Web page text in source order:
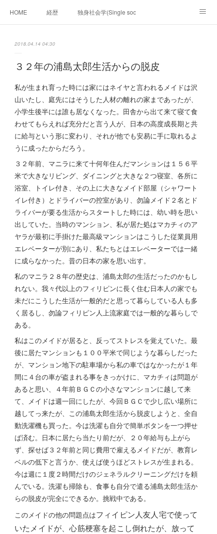
HOME 経歴 独身社会学(Single sociology)と高齢化社会学
移動出来て、工場で作る建物。未来２１００研究所
「心神の夢想２０２０」 フィリピンマンションは買うべきでは無い理由は全
海外生活の掟
フィリピンの問題点 フィリピンの歴史
フィリピン経済談義 ファッションを考える
未来２１００研究所他のアイデアマニラ男の手料理 総集編
https://globalclub.amebaownd.com/
2018.04.14 04:30
３２年の浦島太郎生活からの脱皮
私が生まれ育った時には家にはネイヤと言われるメイドは沢
山いたし、庭先にはそうした人材の離れの家まであったが、
小学生後半には誰も居なくなった。田舎から出て来て寝て食
わせてもらえれば充分だと言う人が、日本の高度成長期と共
に給与という形に変わり、それが他でも安易に手に取れるよ
うに成ったからだろう。
３２年前、マニラに来て十何年住んだマンションは１５６平
米で大きなリビング、ダイニングと大きな２つ寝室、各所に
浴室、トイレ付き、その上に大きなメイド部屋（シャワート
イレ付き）とドライバーの控室があり、勿論メイド２名とド
ライバーが要る生活からスタートした時には、幼い時を思い
出していた。当時のマンション、私が居た処はマカチィのア
ヤラが最初に手掛けた最高級マンションはこうした従業員用
エレベーターが別にあり、私たちとはエレベーターでは一緒
に成らなかった。昔の日本の家を思い出す。
私のマニラ２８年の歴史は、浦島太郎の生活だったのかもし
れない。我々代以上のフィリピンに長く住む日本人の家でも
未だにこうした生活が一般的だと思って暮らしている人も多
く居るし、勿論フィリピン人上流家庭では一般的な暮らしで
ある。
私はこのメイドが居ると、反ってストレスを覚えていた。最
後に居たマンションも１００平米で同じような暮らしだった
が、マンション地下の駐車場から私の車ではなかったが１年
間に４台の車が盗まれる事をきっかけに、マカチィは問題が
あると思い、４年前ＢＧＣの小さなマンションに越して来
て、メイドは週一回にしたが、今回ＢＧＣで少し広い場所に
越してっ来たが、この浦島太郎生活から脱皮しようと、全自
動洗濯機も買った。今は洗濯も自分で簡単ボタンを一つ押せ
ば済む。日本に居たら当たり前だが、２０年給与も上がら
ず、探せば３２年前と同じ費用で雇えるメイドだが、教育レ
ベルの低下と言うか、使えば使うほどストレスが生まれる。
今は週に１度２時間だけのジェネラルクリーニングだけを頼
んでいる。洗濯も掃除も、食事も自分で遣る浦島太郎生活か
らの脱皮が完全にできるか。挑戦中である。
このメイドの他の問題点はフィイピン人友人宅で使って
いたメイドが、心筋梗塞を起こし倒れたが、放って